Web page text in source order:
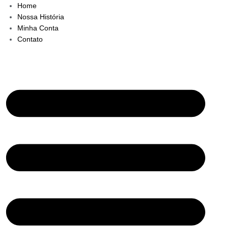
Home
Nossa História
Minha Conta
Contato